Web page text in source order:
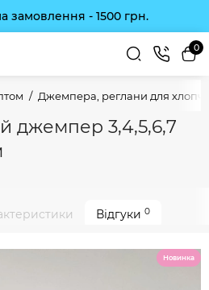
замовлення - 1500 грн.
0
Джемпера, реглани для
джемпер 3,4,5,6,7
Відгуки 0
Новинка